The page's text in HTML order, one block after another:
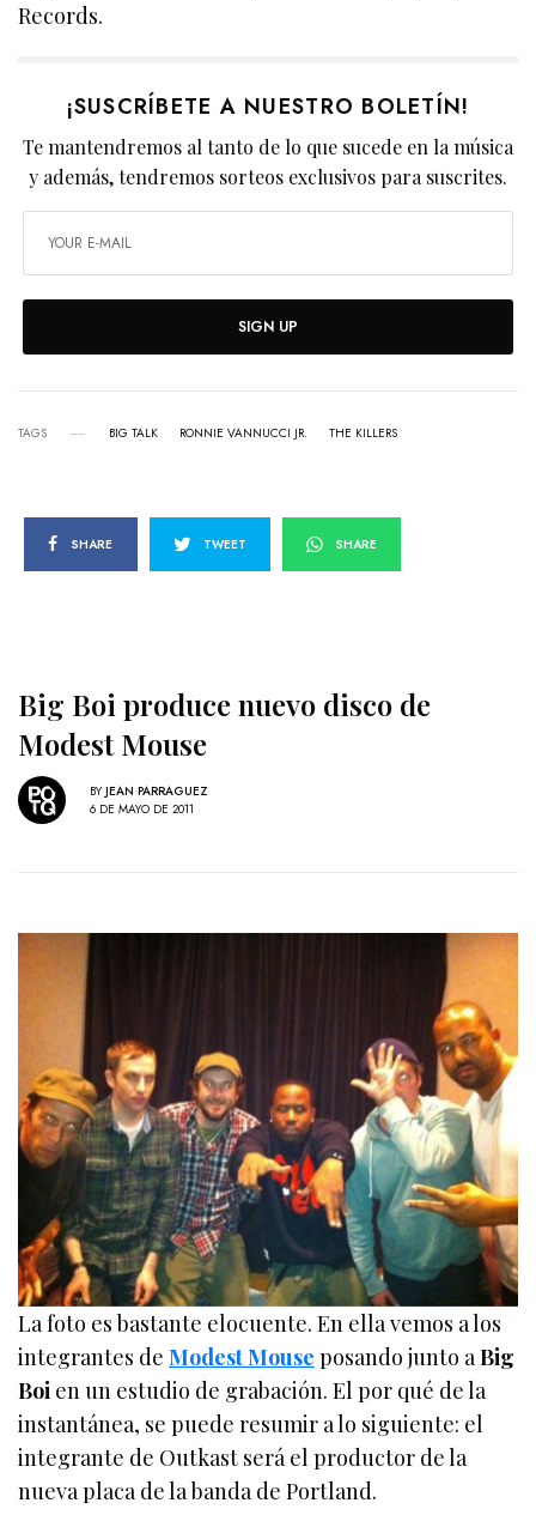
Records.
¡SUSCRÍBETE A NUESTRO BOLETÍN!
Te mantendremos al tanto de lo que sucede en la música
y además, tendremos sorteos exclusivos para suscrites.
SIGN UP
TAGS BIG TALK RONNIE VANNUCCI JR. THE KILLERS
SHARE TWEET SHARE
Big Boi produce nuevo disco de
Modest Mouse
BY JEAN PARRAGUEZ
6 DE MAYO DE 2011
La foto es bastante elocuente. En ella vemos a los
integrantes deModest Mouse posando junto aBig
Boi en un estudio de grabación. El por qué de la
instantánea, se puede resumir a lo siguiente: el
integrante de Outkast será el productor de la
nueva placa de la banda de Portland.